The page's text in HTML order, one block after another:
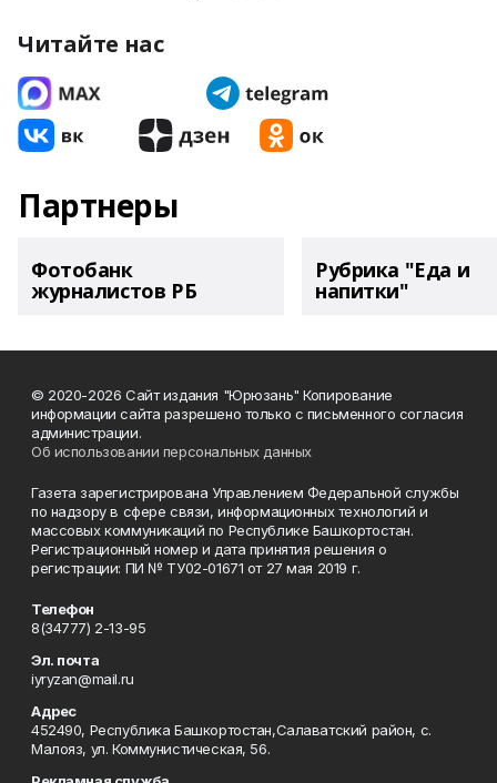
Читайте нас
Партнеры
Фотобанк
журналистов РБ
Рубрика "Еда и
напитки"
© 2020-2026 Сайт издания "Юрюзань" Копирование
информации сайта разрешено только с письменного согласия
администрации.
Об использовании персональных данных
Газета зарегистрирована Управлением Федеральной службы
по надзору в сфере связи, информационных технологий и
массовых коммуникаций по Республике Башкортостан.
Регистрационный номер и дата принятия решения о
регистрации: ПИ № ТУ02-01671 от 27 мая 2019 г.
Телефон
8(34777) 2-13-95
Эл. почта
iyryzan@mail.ru
Адрес
452490, Республика Башкортостан,Салаватский район, с.
Малояз, ул. Коммунистическая, 56.